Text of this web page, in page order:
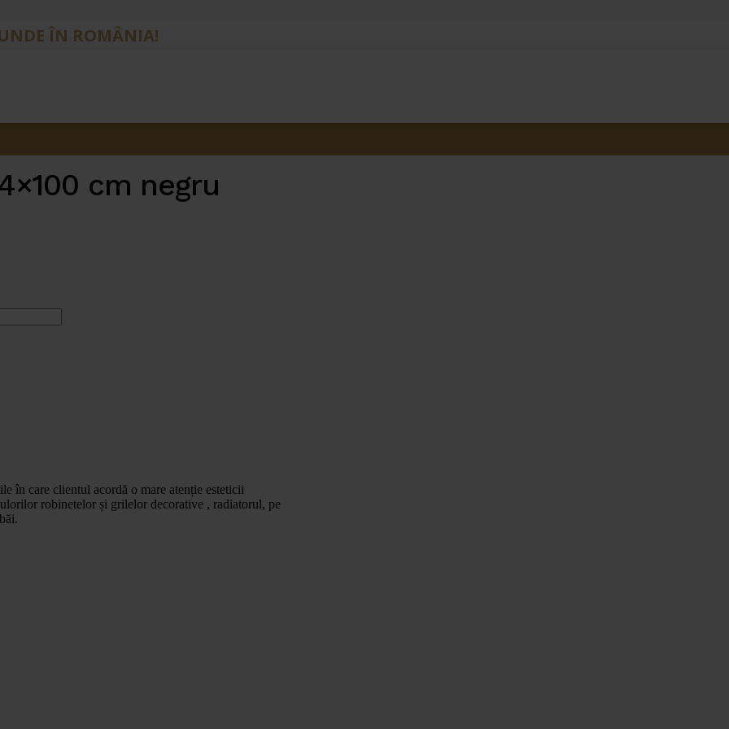
ÎN ROMÂNIA!
cm negru
în care clientul acordă o mare atenție esteticii
robinetelor și grilelor decorative , radiatorul, pe